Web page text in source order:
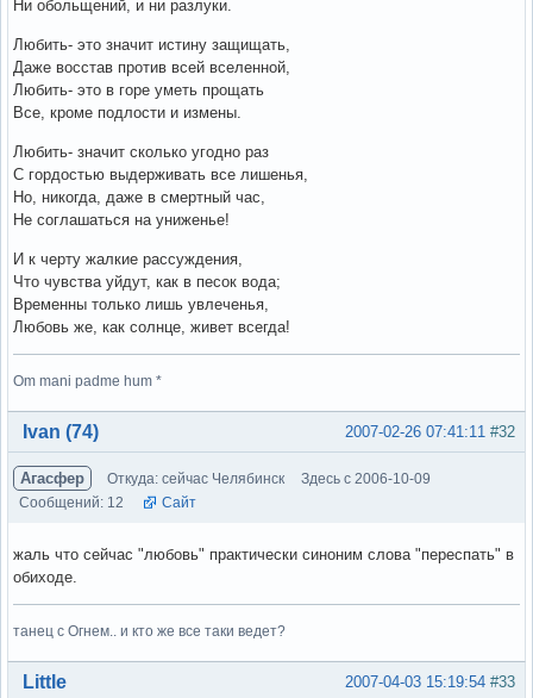
Ни обольщений, и ни разлуки.
Любить- это значит истину защищать,
Даже восстав против всей вселенной,
Любить- это в горе уметь прощать
Все, кроме подлости и измены.
Любить- значит сколько угодно раз
С гордостью выдерживать все лишенья,
Но, никогда, даже в смертный час,
Не соглашаться на униженье!
И к черту жалкие рассуждения,
Что чувства уйдут, как в песок вода;
Временны только лишь увлеченья,
Любовь же, как солнце, живет всегда!
Om mani padme hum *
Вне форума #32
2007-02-26 07:41:11
Ivan (74)
Агасфер Откуда: сейчас Челябинск
Здесь с 2006-10-09
Сообщений: 12
Сайт
жаль что сейчас "любовь" практически синоним слова "переспать" в
обиходе.
танец с Огнем.. и кто же все таки ведет?
Вне форума #33
2007-04-03 15:19:54
Little